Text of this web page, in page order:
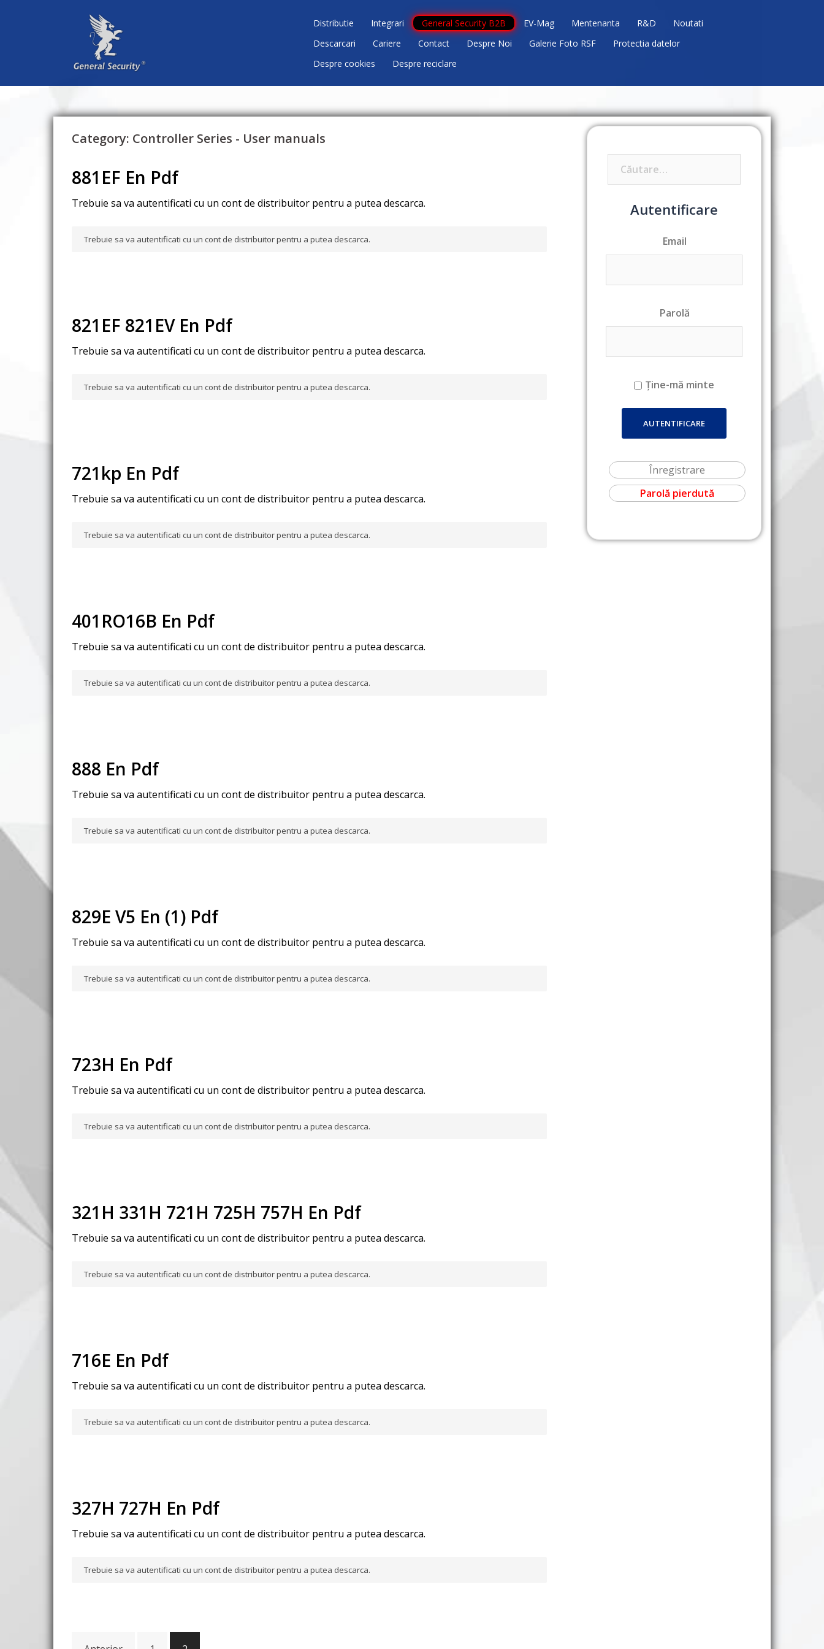
Distributie Integrari General Security B2B EV-Mag Mentenanta R&D
Noutati
Descarcari
Cariere Contact Despre Noi Galerie Foto RSF
Protectia datelor
Despre cookies
Despre reciclare
Category: Controller Series - User manuals
881EF En Pdf
Trebuie sa va autentificati cu un cont de distribuitor pentru a putea descarca.
Trebuie sa va autentificati cu un cont de distribuitor pentru a putea descarca.
821EF 821EV En Pdf
Trebuie sa va autentificati cu un cont de distribuitor pentru a putea descarca.
Trebuie sa va autentificati cu un cont de distribuitor pentru a putea descarca.
721kp En Pdf
Trebuie sa va autentificati cu un cont de distribuitor pentru a putea descarca.
Trebuie sa va autentificati cu un cont de distribuitor pentru a putea descarca.
401RO16B En Pdf
Trebuie sa va autentificati cu un cont de distribuitor pentru a putea descarca.
Trebuie sa va autentificati cu un cont de distribuitor pentru a putea descarca.
888 En Pdf
Trebuie sa va autentificati cu un cont de distribuitor pentru a putea descarca.
Trebuie sa va autentificati cu un cont de distribuitor pentru a putea descarca.
829E V5 En (1) Pdf
Trebuie sa va autentificati cu un cont de distribuitor pentru a putea descarca.
Trebuie sa va autentificati cu un cont de distribuitor pentru a putea descarca.
723H En Pdf
Trebuie sa va autentificati cu un cont de distribuitor pentru a putea descarca.
Trebuie sa va autentificati cu un cont de distribuitor pentru a putea descarca.
321H 331H 721H 725H 757H En Pdf
Trebuie sa va autentificati cu un cont de distribuitor pentru a putea descarca.
Trebuie sa va autentificati cu un cont de distribuitor pentru a putea descarca.
716E En Pdf
Trebuie sa va autentificati cu un cont de distribuitor pentru a putea descarca.
Trebuie sa va autentificati cu un cont de distribuitor pentru a putea descarca.
327H 727H En Pdf
Trebuie sa va autentificati cu un cont de distribuitor pentru a putea descarca.
Trebuie sa va autentificati cu un cont de distribuitor pentru a putea descarca.
Navigare
Autentificare
Email
Parolă
Ține-mă minte
Înregistrare
Parolă pierdută